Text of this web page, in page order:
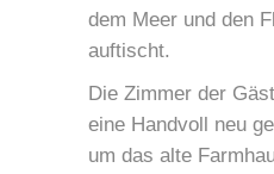
dem Meer und den
auftischt.
Die Zimmer der
eine Handvoll neu
um das alte